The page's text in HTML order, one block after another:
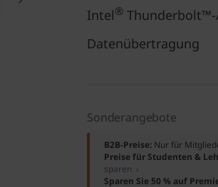
Intel®
Datenübertragung
Sonderangebote
B2B-Preise: Nur für
Preise für Studenten &
sparen ›
Sparen Sie 50 % auf